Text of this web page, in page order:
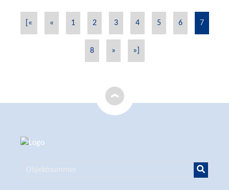
[« « 1 2 3 4 5 6 7
8 » »]